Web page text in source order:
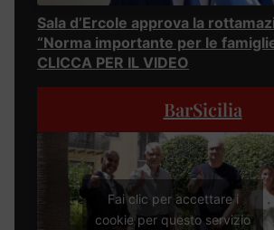
Sala d’Ercole approva la
“Norma importante per le
CLICCA PER IL VIDEO
BarSicilia
Fai clic per accettare i
cookie per questo servizio